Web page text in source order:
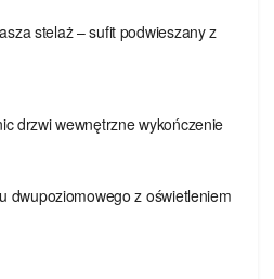
stelaż – sufit podwieszany z
drzwi wewnętrzne wykończenie
dwupoziomowego z oświetleniem